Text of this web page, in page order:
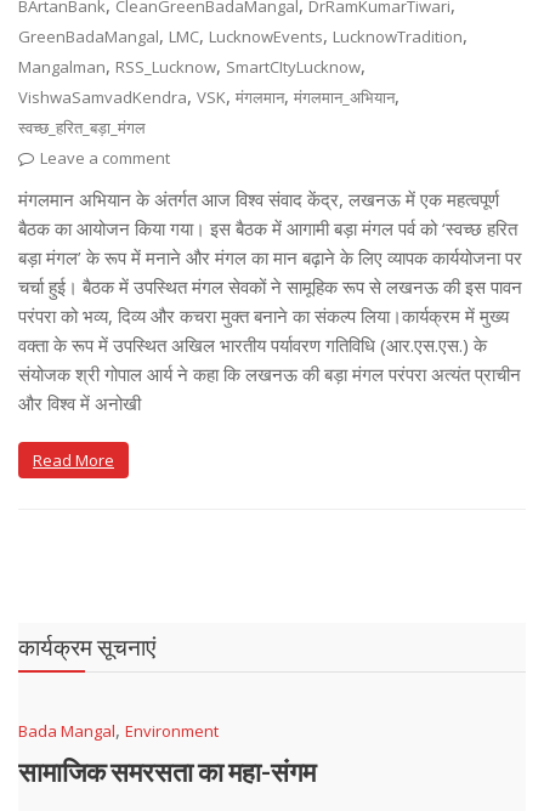
BArtanBank, CleanGreenBadaMangal, DrRamKumarTiwari,
GreenBadaMangal, LMC, LucknowEvents, LucknowTradition,
Mangalman, RSS_Lucknow, SmartCItyLucknow,
VishwaSamvadKendra, VSK, मंगलमान, मंगलमान_अभियान,
स्वच्छ_हरित_बड़ा_मंगल
Leave a comment
मंगलमान अभियान के अंतर्गत आज विश्व संवाद केंद्र, लखनऊ में एक महत्वपूर्ण
बैठक का आयोजन किया गया। इस बैठक में आगामी बड़ा मंगल पर्व को ‘स्वच्छ हरित
बड़ा मंगल’ के रूप में मनाने और मंगल का मान बढ़ाने के लिए व्यापक कार्ययोजना पर
चर्चा हुई। बैठक में उपस्थित मंगल सेवकों ने सामूहिक रूप से लखनऊ की इस पावन
परंपरा को भव्य, दिव्य और कचरा मुक्त बनाने का संकल्प लिया।कार्यक्रम में मुख्य
वक्ता के रूप में उपस्थित अखिल भारतीय पर्यावरण गतिविधि (आर.एस.एस.) के
संयोजक श्री गोपाल आर्य ने कहा कि लखनऊ की बड़ा मंगल परंपरा अत्यंत प्राचीन
और विश्व में अनोखी
Read More
कार्यक्रम सूचनाएं
Bada Mangal, Environment
सामाजिक समरसता का महा-संगम